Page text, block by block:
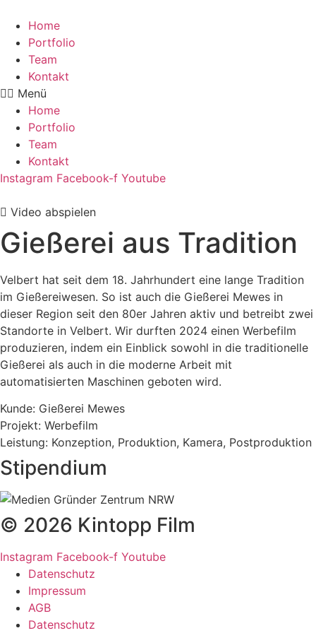
Home
Portfolio
Team
Kontakt
Menü
Home
Portfolio
Team
Kontakt
Instagram Facebook-f Youtube
Video abspielen
Gießerei aus Tradition
Velbert hat seit dem 18. Jahrhundert eine lange Tradition
im Gießereiwesen. So ist auch die Gießerei Mewes in
dieser Region seit den 80er Jahren aktiv und betreibt zwei
Standorte in Velbert. Wir durften 2024 einen Werbefilm
produzieren, indem ein Einblick sowohl in die traditionelle
Gießerei als auch in die moderne Arbeit mit
automatisierten Maschinen geboten wird.
Kunde: Gießerei Mewes
Projekt: Werbefilm
Leistung: Konzeption, Produktion, Kamera, Postproduktion
Stipendium
© 2026 Kintopp Film
Instagram Facebook-f Youtube
Datenschutz
Impressum
AGB
Datenschutz